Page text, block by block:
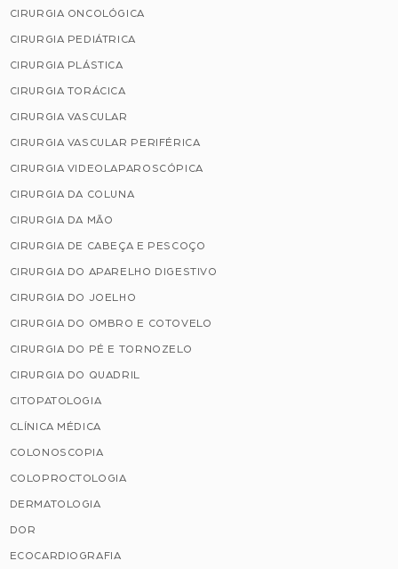
CIRURGIA ONCOLÓGICA
CIRURGIA PEDIÁTRICA
CIRURGIA PLÁSTICA
CIRURGIA TORÁCICA
CIRURGIA VASCULAR
CIRURGIA VASCULAR PERIFÉRICA
CIRURGIA VIDEOLAPAROSCÓPICA
CIRURGIA DA COLUNA
CIRURGIA DA MÃO
CIRURGIA DE CABEÇA E PESCOÇO
CIRURGIA DO APARELHO DIGESTIVO
CIRURGIA DO JOELHO
CIRURGIA DO OMBRO E COTOVELO
CIRURGIA DO PÉ E TORNOZELO
CIRURGIA DO QUADRIL
CITOPATOLOGIA
CLÍNICA MÉDICA
COLONOSCOPIA
COLOPROCTOLOGIA
DERMATOLOGIA
DOR
ECOCARDIOGRAFIA